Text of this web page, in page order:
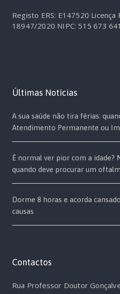
Registo ERS: E147520 Licença
18947/2020 NIPC: 515 673 641
Últimas Notícias
A sua saúde não tira férias:
Atendimento Permanente ou
É normal ver pior com a idade?
quando deve procurar um
Dorme 8 horas e acorda
causas
Contactos
Rua Professor Doutor